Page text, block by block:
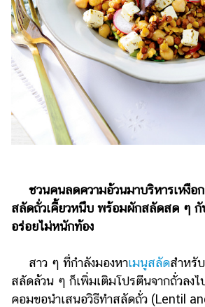
ไลฟ์
ไตล์
ดูด
วง
หญิง
สุขภาพ
ท่อง
เที่ยว
สูตร
อาหาร
ง่ายๆ
ชวนคนลดความอ้วนมาบริหารเหงือ
สลัดถั่วเคี้ยวหนึบ พร้อมผักสลัดสด ๆ
อร่อยไม่หนักท้อง
สาว ๆ ที่กำลังมองหาเมนูสลัดสำหรั
สลัดล้วน ๆ ก็เพิ่มเติมโปรตีนจากถั่วลง
คอมขอนำเสนอวิธีทำสลัดถั่ว (Lentil